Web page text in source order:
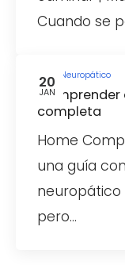
Cuando se
20
JAN
Dolor Neuropático
completa
Home
una guía
pero…